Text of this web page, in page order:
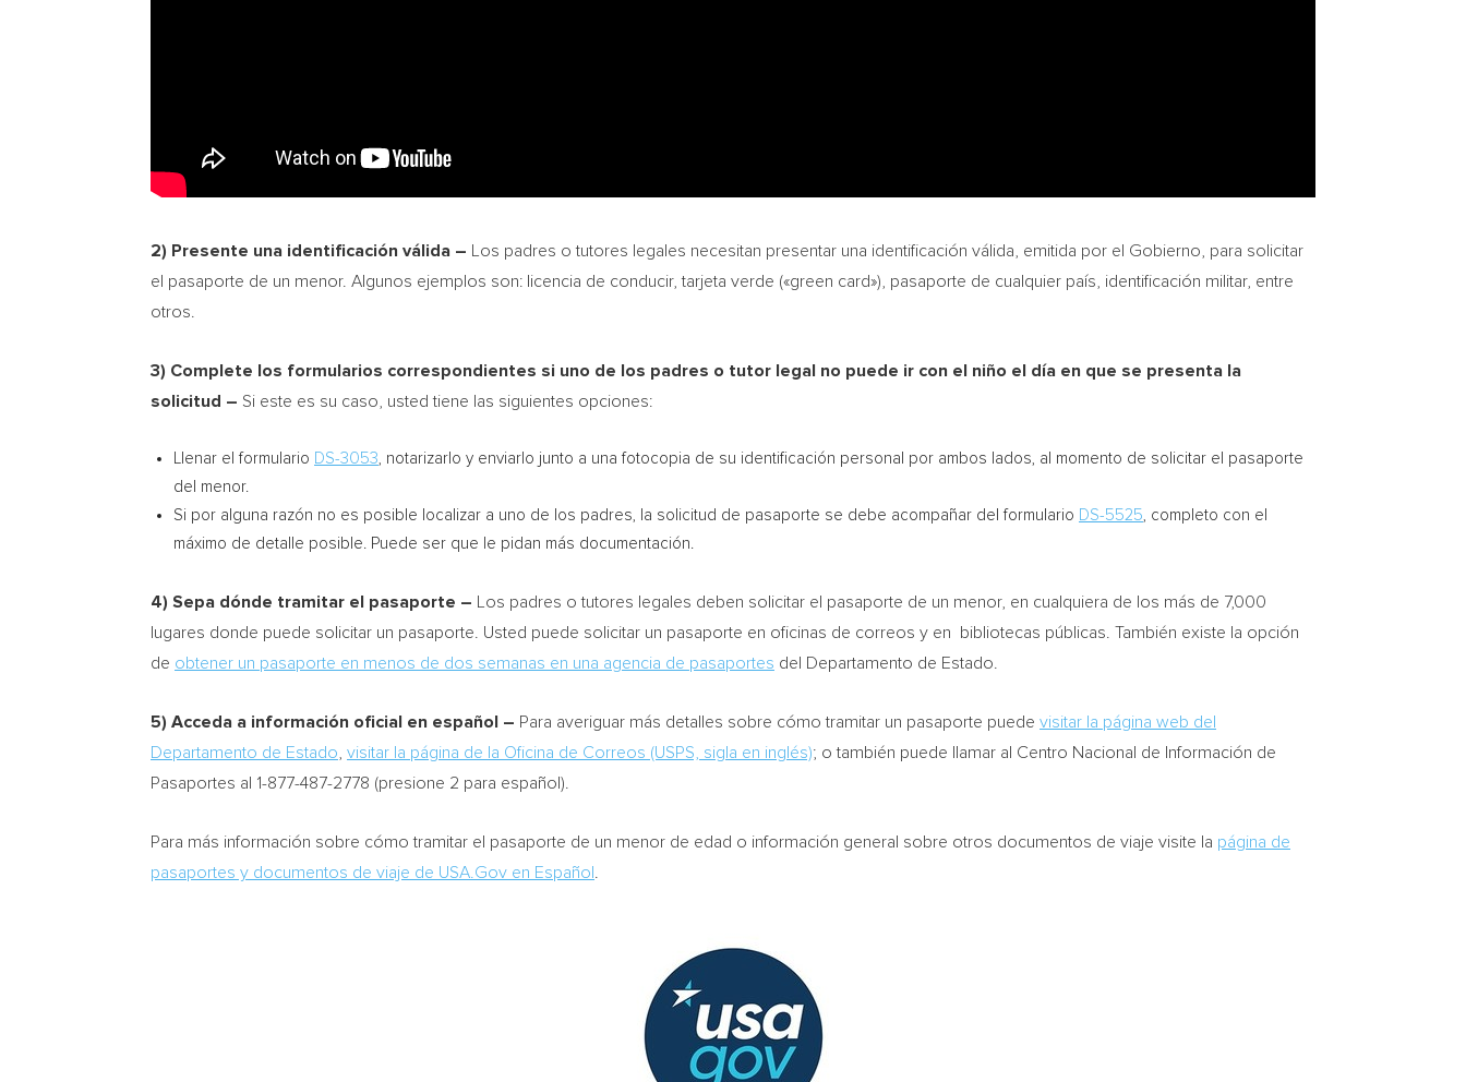
2) Presente una identificación válida – Los padres o tutores legales necesitan presentar una identificación válida, emitida por el Gobierno, para solicitar
el pasaporte de un menor. Algunos ejemplos son: licencia de conducir, tarjeta verde («green card»), pasaporte de cualquier país, identificación militar, entre
otros.
3) Complete los formularios correspondientes si uno de los padres o tutor legal no puede ir con el niño el día en que se presenta la
solicitud – Si este es su caso, usted tiene las siguientes opciones:
Llenar el formulario DS-3053 , notarizarlo y enviarlo junto a una fotocopia de su identificación personal por ambos lados, al momento de solicitar el pasaporte
del menor.
Si por alguna razón no es posible localizar a uno de los padres, la solicitud de pasaporte se debe acompañar del formulario
DS-5525 , completo con el
máximo de detalle posible. Puede ser que le pidan más documentación.
4) Sepa dónde tramitar el pasaporte –
Los padres o tutores legales deben solicitar el pasaporte de un menor, en cualquiera de los más de 7,000
lugares donde puede solicitar un pasaporte. Usted puede solicitar un pasaporte en oficinas de correos y en bibliotecas públicas. También existe la opción
de obtener un pasaporte en menos de dos semanas en una agencia de pasaportes del Departamento de Estado.
5) Acceda a información oficial en español – Para averiguar más detalles sobre cómo tramitar un pasaporte puede visitar la página web del
Departamento de Estado visitar la página de la Oficina de Correos (USPS, sigla en inglés); o también puede llamar al Centro Nacional de Información de
Pasaportes al 1-877-487-2778 (presione 2 para español).
Para más información sobre cómo tramitar el pasaporte de un menor de edad o información general sobre otros documentos de viaje visite la página de
pasaportes y documentos de viaje de USA.Gov en Español